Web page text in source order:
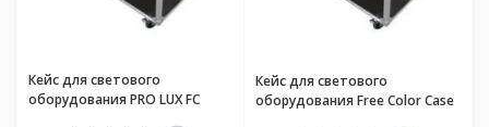
Кейс для светового
оборудования PRO LUX FC
Кейс для светового
оборудования Free Color Case